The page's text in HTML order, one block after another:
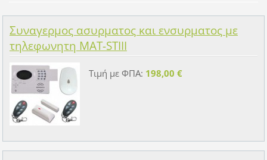
Συναγερμος ασυρματος και ενσυρματος με
τηλεφωνητη MAT-STIII
Τιμή με ΦΠΑ: 198,00 €